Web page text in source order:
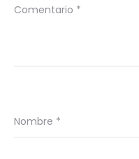
Comentario *
Nombre *